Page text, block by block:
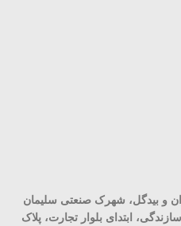
و بیدگل، شهرک صنعتی سلیمان
ابتدای بلوار تجارت، پلاک